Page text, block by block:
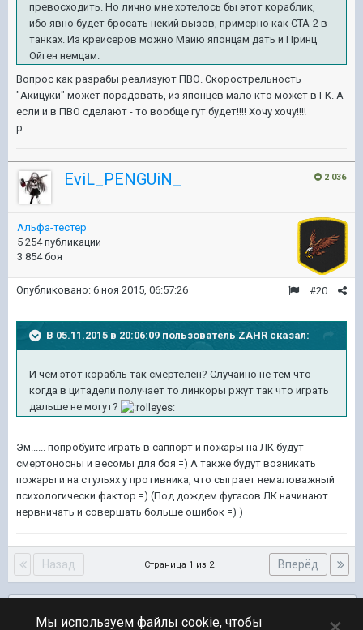
превосходить. Но лично мне хотелось бы этот кораблик,
ибо явно будет бросать некий вызов, примерно как СТА-2 в
танках. Из крейсеров можно Майю японцам дать и Принц
Ойген немцам.
Вопрос как разрабы реализуют ПВО. Скорострельность
"Акицуки" может порадовать, из японцев мало кто может в ГК. А
если и в ПВО сделают - то вообще гут будет!!!! Хочу хочу!!!!
р
2 036
EviL_PENGUiN_
Альфа-тестер
5 254 публикации
3 854 боя
#20
Опубликовано: 6 ноя 2015, 06:57:26
В 05.11.2015 в 20:06:09 пользователь ZAHR сказал:
И чем этот корабль так смертелен? Случайно не тем что
когда в цитадели получает то линкоры ржут так что играть
дальше не могут?
Эм...... попробуйте играть в саппорт и пожары на ЛК будут
смертоносны и весомы для боя =) А также будут возникать
пожары и на стульях у противника, что сыграет немаловажный
психологически фактор =) (Под дождем фугасов ЛК начинают
нервничать и совершать больше ошибок =) )
Назад Вперёд
Страница 1 из 2
Мы используем файлы cookie, чтобы